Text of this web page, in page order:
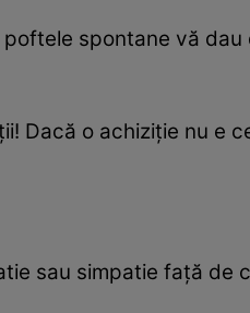
spontane vă
Dacă o achiziţie nu e
sau simpatie faţă de